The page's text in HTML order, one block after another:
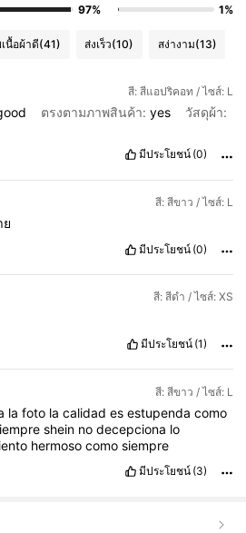
97%
1%
นื้อผ้าดี(41) ส่งเร็ว(10) สง่างาม(13)
สี: สีแอปริคอท / ไซส์: L
ตรงตามภาพสินค้า: yes
วัสดุผ้า:
มีประโยชน์ (0)
สี: สีขาว / ไซส์: L
ย
มีประโยชน์ (0)
สี: สีดำ / ไซส์: XS
มีประโยชน์ (1)
สี: สีขาว / ไซส์: L
la foto la calidad es estupenda como
shein nodecepciona lo
hermosocomosiempre
มีประโยชน์ (3)